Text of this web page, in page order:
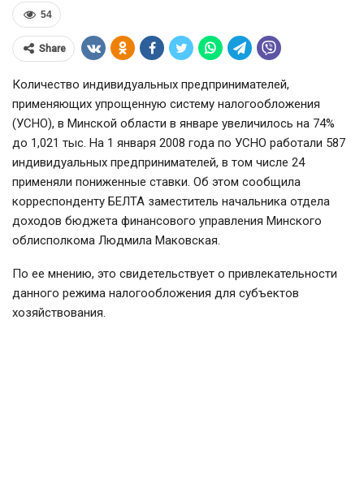
54
Share
Количество индивидуальных предпринимателей,
применяющих упрощенную систему налогообложения
(УСНО), в Минской области в январе увеличилось на 74%
до 1,021 тыс. На 1 января 2008 года по УСНО работали 587
индивидуальных предпринимателей, в том числе 24
применяли пониженные ставки. Об этом сообщила
корреспонденту БЕЛТА заместитель начальника отдела
доходов бюджета финансового управления Минского
облисполкома Людмила Маковская.
По ее мнению, это свидетельствует о привлекательности
данного режима налогообложения для субъектов
хозяйствования.